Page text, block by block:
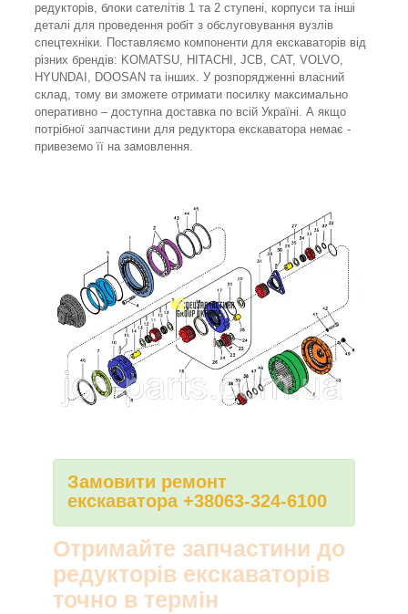
редукторів, блоки сателітів 1 та 2 ступені, корпуси та інші
деталі для проведення робіт з обслуговування вузлів
спецтехніки. Поставляємо компоненти для екскаваторів від
різних брендів: KOMATSU, HITACHI, JCB, CAT, VOLVO,
HYUNDAI, DOOSAN та інших. У розпорядженні власний
склад, тому ви зможете отримати посилку максимально
оперативно – доступна доставка по всій Україні. А якщо
потрібної запчастини для редуктора екскаватора немає -
привеземо її на замовлення.
Замовити ремонт
екскаватора +38063-324-6100
Отримайте запчастини до
редукторів екскаваторів
точно в термін